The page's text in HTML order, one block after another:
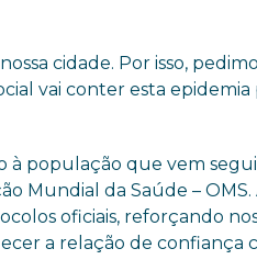
cidade. Por isso,
vai conter esta
população que vem
Mundial da Saúde –
oficiais, reforçando
a relação de confiança